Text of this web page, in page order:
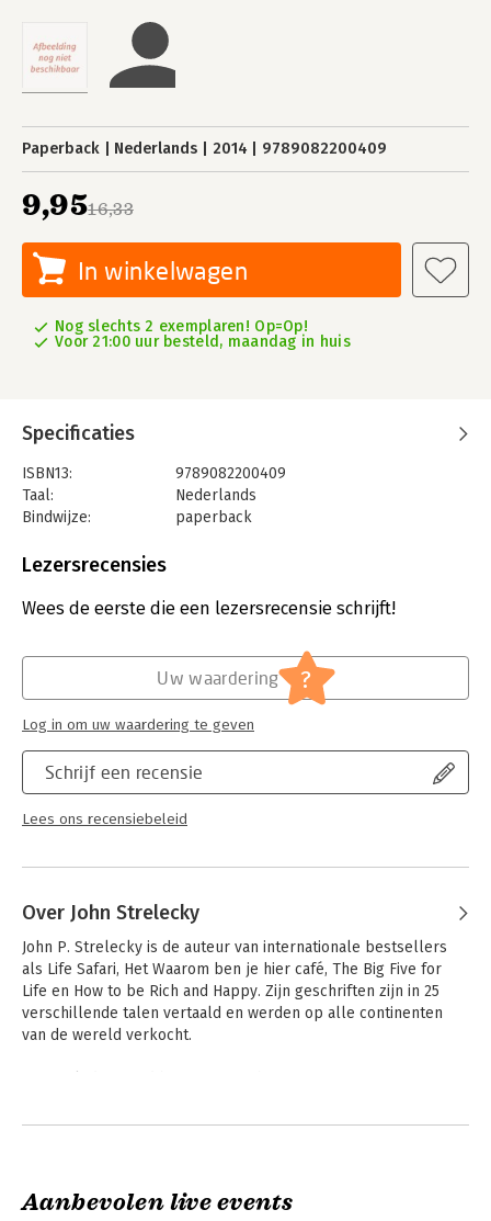
Paperback Nederlands 2014 9789082200409
16,33
9,95
In winkelwagen
Nog slechts 2 exemplaren! Op=Op!
Voor 21:00 uur besteld, maandag in huis
Specificaties
ISBN13:
9789082200409
Taal:
Nederlands
Bindwijze:
paperback
Uitgever:
Lezersrecensies
Wees de eerste die een lezersrecensie schrijft!
Schrijf een recensie
Lees ons recensiebeleid
Uw waardering ?
Log in om uw waardering te geven
Over John Strelecky
John P. Strelecky is de auteur van internationale bestsellers
als Life Safari, Het Waarom ben je hier café, The Big Five for
Life en How to be Rich and Happy. Zijn geschriften zijn in 25
verschillende talen vertaald en werden op alle continenten
van de wereld verkocht.
honderd meest invloedrijke en toonaangevende personen op
nadenken aan via zijn blog op www.bigfiveforlife.com.
Andere boeken door John Strelecky
Aanbevolen live events